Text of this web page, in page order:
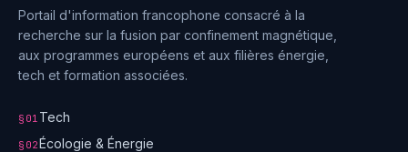
Portail d'information francophone consacré à la
recherche sur la fusion par confinement magnétique,
aux programmes européens et aux filières énergie,
tech et formation associées.
§01 Tech
§02Écologie & Énergie